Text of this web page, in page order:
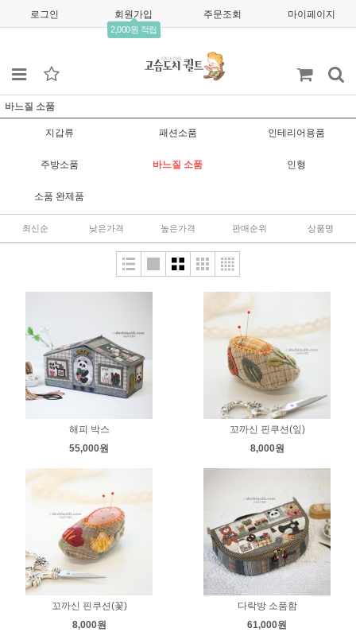
로그인 회원가입
2,000원 적립
주문조회 마이페이지
바느질 소품
지갑류 패션소품 인테리어용품
주방소품 바느질 소품 인형
소품 완제품
최신순 낮은가격 높은가격 판매순위 상품명
해피 박스
55,000원
꼬까신 핀쿠션(잎)
8,000원
꼬까신 핀쿠션(꽃)
8,000원
다락방 소품함
61,000원